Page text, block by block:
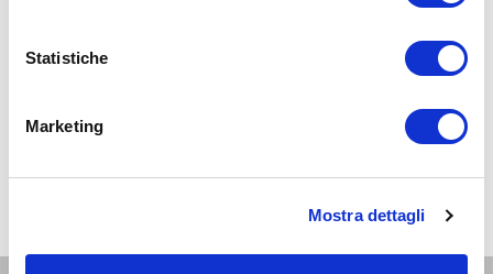
Statistiche
Marketing
Mostra dettagli